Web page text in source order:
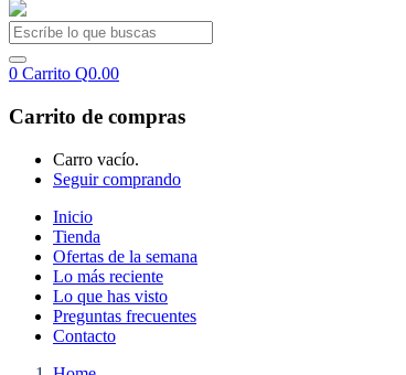
0 Carrito Q0.00
Carrito de compras
Carro vacío.
Seguir comprando
Inicio
Tienda
Ofertas de la semana
Lo más reciente
Lo que has visto
Preguntas frecuentes
Contacto